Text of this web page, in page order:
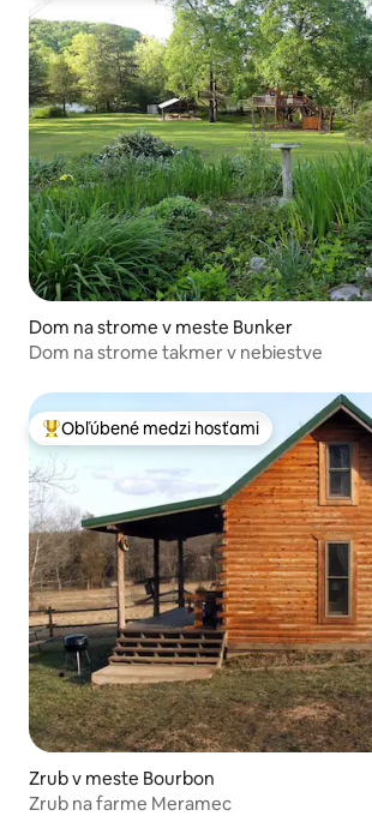
Dom na strome v meste Bunker
Dom na strome takmer v nebiestve
Najobľúbenejšie medzi hosťami
Obľúbené medzi hosťami
Zrub v meste Bourbon
Zrub na farme Meramec